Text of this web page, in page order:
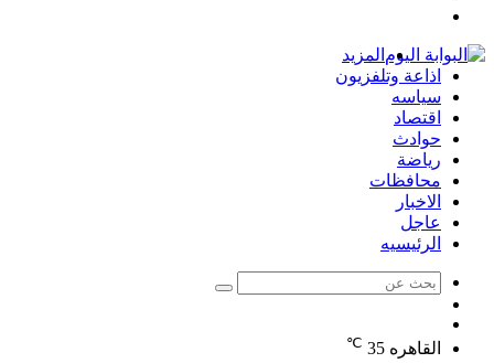
المزيد
اذاعة وتلفزيون
سياسه
اقتصاد
حوادث
رياضة
محافظات
الاخبار
عاجل
الرئيسيه
بحث
عشوائي
القاهره 35
℃